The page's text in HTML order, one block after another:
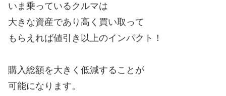
いま乗っているクルマは
大きな資産であり高く買い取って
もらえれば値引き以上のインパクト！
購入総額を大きく低減することが
可能になります。